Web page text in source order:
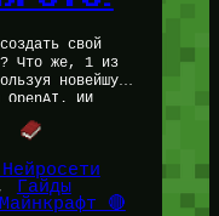
свой
Что же, 1 из
новейшую
OpenAI. ИИ
Гайды
🔴